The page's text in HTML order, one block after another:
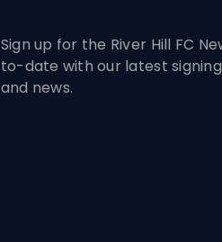
Sign up for the River Hill FC
to-date with our latest
and news.